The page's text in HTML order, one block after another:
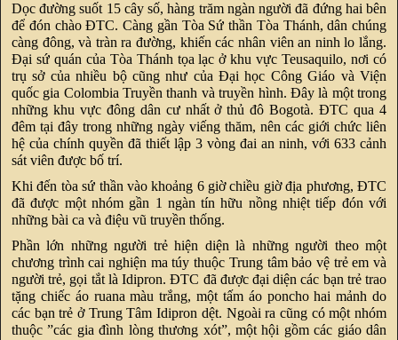
Dọc đường suốt 15 cây số, hàng trăm ngàn người đã đứng hai bên
để đón chào ĐTC. Càng gần Tòa Sứ thần Tòa Thánh, dân chúng
càng đông, và tràn ra đường, khiến các nhân viên an ninh lo lắng.
Đại sứ quán của Tòa Thánh tọa lạc ở khu vực Teusaquilo, nơi có
trụ sở của nhiều bộ cũng như của Đại học Công Giáo và Viện
quốc gia Colombia Truyền thanh và truyền hình. Đây là một trong
những khu vực đông dân cư nhất ở thủ đô Bogotà. ĐTC qua 4
đêm tại đây trong những ngày viếng thăm, nên các giới chức liên
hệ của chính quyền đã thiết lập 3 vòng đai an ninh, với 633 cảnh
sát viên được bố trí.
Khi đến tòa sứ thần vào khoảng 6 giờ chiều giờ địa phương, ĐTC
đã được một nhóm gần 1 ngàn tín hữu nồng nhiệt tiếp đón với
những bài ca và điệu vũ truyền thống.
Phần lớn những người trẻ hiện diện là những người theo một
chương trình cai nghiện ma túy thuộc Trung tâm bảo vệ trẻ em và
người trẻ, gọi tắt là Idipron. ĐTC đã được đại diện các bạn trẻ trao
tặng chiếc áo ruana màu trắng, một tấm áo poncho hai mảnh do
các bạn trẻ ở Trung Tâm Idipron dệt. Ngoài ra cũng có một nhóm
thuộc ”các gia đình lòng thương xót”, một hội gồm các giáo dân